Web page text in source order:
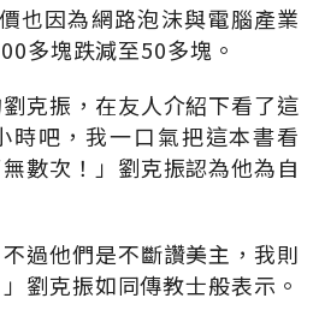
也因為網路泡沫與電腦產業
多塊跌減至50多塊。
克振，在友人介紹下看了這
時吧，我一口氣把這本書看
數次！」劉克振認為他為自
不過他們是不斷讚美主，我則
劉克振如同傳教士般表示。